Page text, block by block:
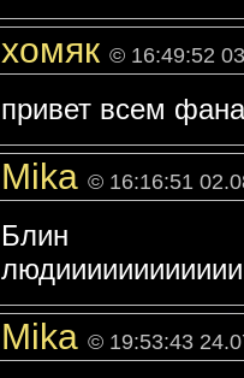
хомяк © 16:49:52
привет всем
Mika © 16:16:51
Блин
Mika © 19:53:43